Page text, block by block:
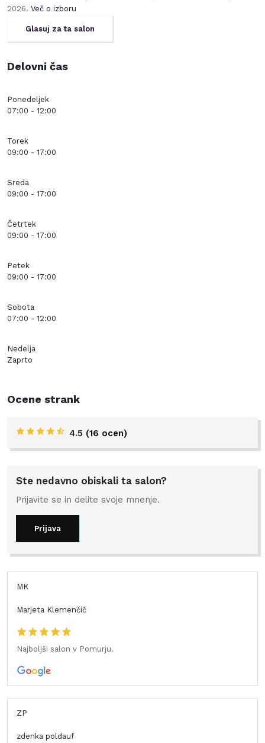
2026. Več o izboru
Glasuj za ta salon
Delovni čas
Ponedeljek
07:00 - 12:00
Torek
09:00 - 17:00
Sreda
09:00 - 17:00
Četrtek
09:00 - 17:00
Petek
09:00 - 17:00
Sobota
07:00 - 12:00
Nedelja
Zaprto
Ocene strank
4.5 (16 ocen)
Ste nedavno obiskali ta salon?
Prijavite se in delite svoje mnenje.
Prijava
MK
Marjeta Klemenčič
Najboljši salon v Pomurju.
ZP
zdenka poldauf